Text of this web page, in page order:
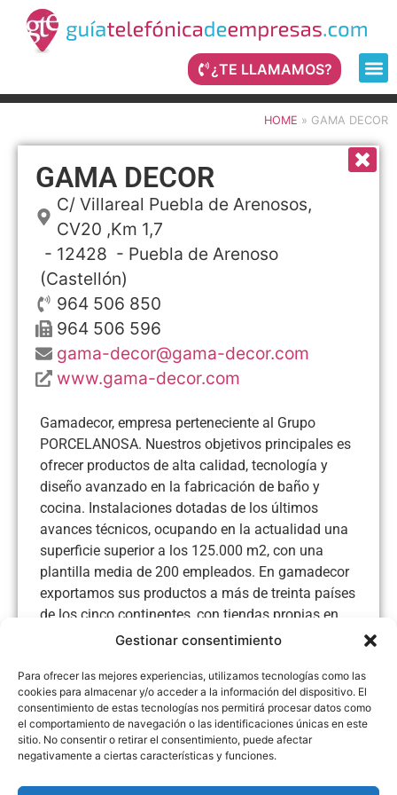
Gestionar consentimiento
Para ofrecer las mejores experiencias, utilizamos tecnologías como las
cookies para almacenar y/o acceder a la información del dispositivo. El
consentimiento de estas tecnologías nos permitirá procesar datos como
el comportamiento de navegación o las identificaciones únicas en este
sitio. No consentir o retirar el consentimiento, puede afectar
negativamente a ciertas características y funciones.
¿TE LLAMAMOS?
HOME » GAMA DECOR
GAMA DECOR
C/ Villareal Puebla de Arenosos,
CV20 ,Km 1,7
- 12428 - Puebla de Arenoso
(Castellón)
964 506 850
964 506 596
gama-decor@gama-decor.com
www.gama-decor.com
Gamadecor, empresa perteneciente al Grupo
PORCELANOSA. Nuestros objetivos principales es
ofrecer productos de alta calidad, tecnología y
diseño avanzado en la fabricación de baño y
cocina. Instalaciones dotadas de los últimos
avances técnicos, ocupando en la actualidad una
superficie superior a los 125.000 m2, con una
plantilla media de 200 empleados. En gamadecor
exportamos sus productos a más de treinta países
de los cinco continentes, con tiendas propias en
España, Francia, Reino Unido, Estados Unidos,
cien distribuidores independientes. Puede
encontrarnos en C/ Villareal Puebla de Arenoso CV
20, km. 1,7